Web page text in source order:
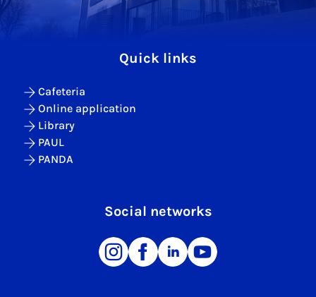
Quick links
Cafeteria
Online application
Library
PAUL
PANDA
Social networks